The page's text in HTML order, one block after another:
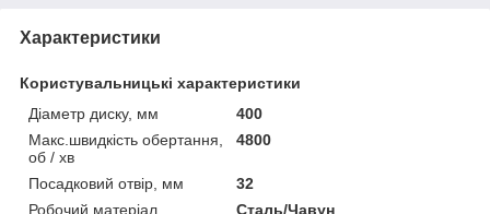
Характеристики
Користувальницькі характеристики
Діаметр диску, мм
400
Макс.швидкість обертання,
об / хв
4800
Посадковий отвір, мм
32
Робочий матеріал
Сталь/Чавун